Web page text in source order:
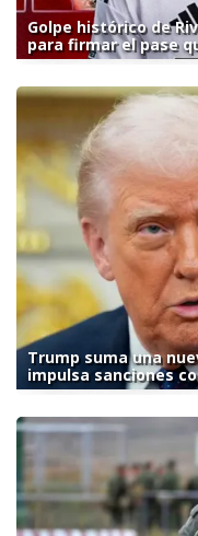
Golpe histórico de
para firmar el pase
Trump suma una
impulsa sanciones